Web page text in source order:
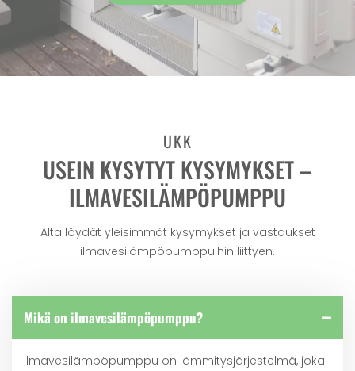
UKK
USEIN KYSYTYT KYSYMYKSET –
ILMAVESILÄMPÖPUMPPU
Alta löydät yleisimmät kysymykset ja vastaukset
ilmavesilämpöpumppuihin liittyen.
Mikä on ilmavesilämpöpumppu?
Ilmavesilämpöpumppu on lämmitysjärjestelmä, joka